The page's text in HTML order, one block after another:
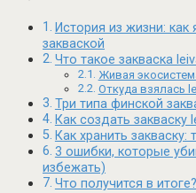
История из жизни:
закваской
Что такое закваска
Живая
Откуда взялась
Три типа финской
Как создать
Как хранить
3 ошибки, которые
избежать)
Что получится в итоге?